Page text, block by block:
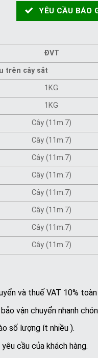
YÊU CẦU BÁO
ĐVT
trên cây sắt
1KG
1KG
Cây (11m.7)
Cây (11m.7)
Cây (11m.7)
Cây (11m.7)
Cây (11m.7)
Cây (11m.7)
Cây (11m.7)
Cây (11m.7)
và thuế VAT 10%
vận chuyển nhanh
số lượng ít nhiều ).
cầu của khách hàng.